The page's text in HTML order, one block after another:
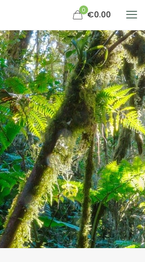
0 €0.00